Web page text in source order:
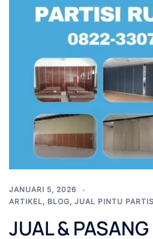
JANUARI 5, 2026
ARTIKEL, BLOG, JUAL PINTU
JUAL &